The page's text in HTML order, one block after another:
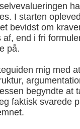
I starten
bevidst om
af, end i fri
på.
mig med
begyndte at
faktisk svarede